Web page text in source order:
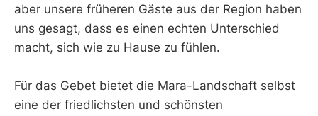
aber unsere früheren Gäste aus der Region haben
uns gesagt, dass es einen echten Unterschied
macht, sich wie zu Hause zu fühlen.
Für das Gebet bietet die Mara-Landschaft selbst
eine der friedlichsten und schönsten